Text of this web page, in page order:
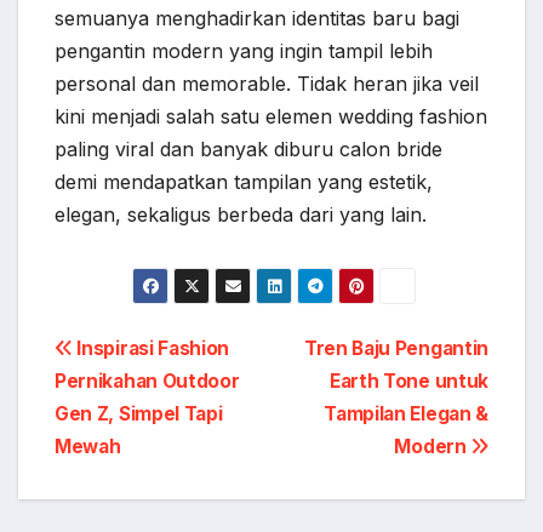
semuanya menghadirkan identitas baru bagi
pengantin modern yang ingin tampil lebih
personal dan memorable. Tidak heran jika veil
kini menjadi salah satu elemen wedding fashion
paling viral dan banyak diburu calon bride
demi mendapatkan tampilan yang estetik,
elegan, sekaligus berbeda dari yang lain.
Post
navigation
Tren Baju Pengantin
Earth Tone untuk
Tampilan Elegan &
Modern
Inspirasi Fashion
Pernikahan Outdoor
Gen Z, Simpel Tapi
Mewah